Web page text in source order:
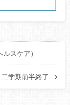
スケア）
二学期前半終了